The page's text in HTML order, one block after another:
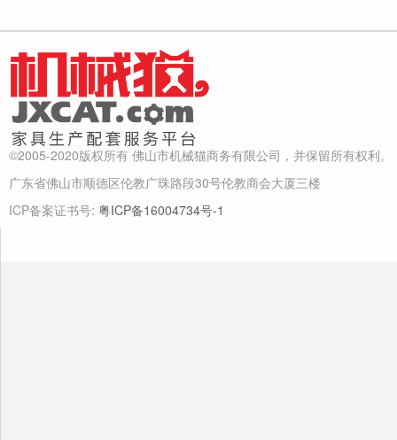
©2005-2020版权所有 佛山市机械猫商务有限公司，并保留所有权利。
广东省佛山市顺德区伦教广珠路段30号伦教商会大厦三楼
ICP备案证书号: 粤ICP备16004734号-1